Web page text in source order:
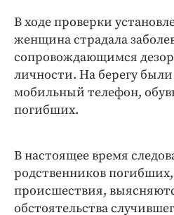
В ходе проверки
женщина страдала
сопровождающимся
личности. На берегу
мобильный телефон,
погибших.
В настоящее время
родственников
происшествия,
обстоятельства